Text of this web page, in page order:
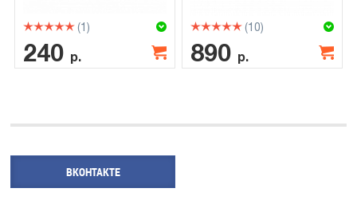
(1)
240 р.
(10)
890 р.
ВКОНТАКТЕ